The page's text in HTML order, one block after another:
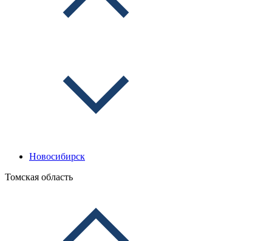
Новосибирск
Томская область